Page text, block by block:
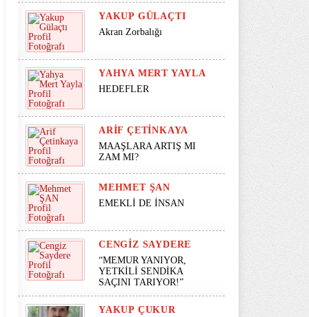
YAKUP GÜLAÇTI
Akran Zorbalığı
YAHYA MERT YAYLA
HEDEFLER
ARIF ÇETINKAYA
MAAŞLARA ARTIŞ MI
ZAM MI?
MEHMET ŞAN
EMEKLİ DE İNSAN
CENGIZ SAYDERE
“MEMUR YANIYOR,
YETKİLİ SENDİKA
SAÇINI TARIYOR!”
YAKUP ÇUKUR